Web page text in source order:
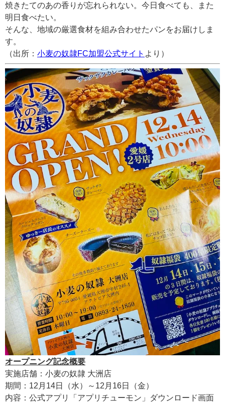
焼きたてのあの香りが忘れられない。今日食べても、また
明日食べたい。
そんな、地域の厳選食材を組み合わせたパンをお届けしま
す。
（出所： 小麦の奴隷FC加盟公式サイト より）
オープニング記念概要
実施店舗：小麦の奴隷 大洲店
期間：12月14日（水）～12月16日（金）
内容：公式アプリ「アプリチューモン」ダウンロード画面